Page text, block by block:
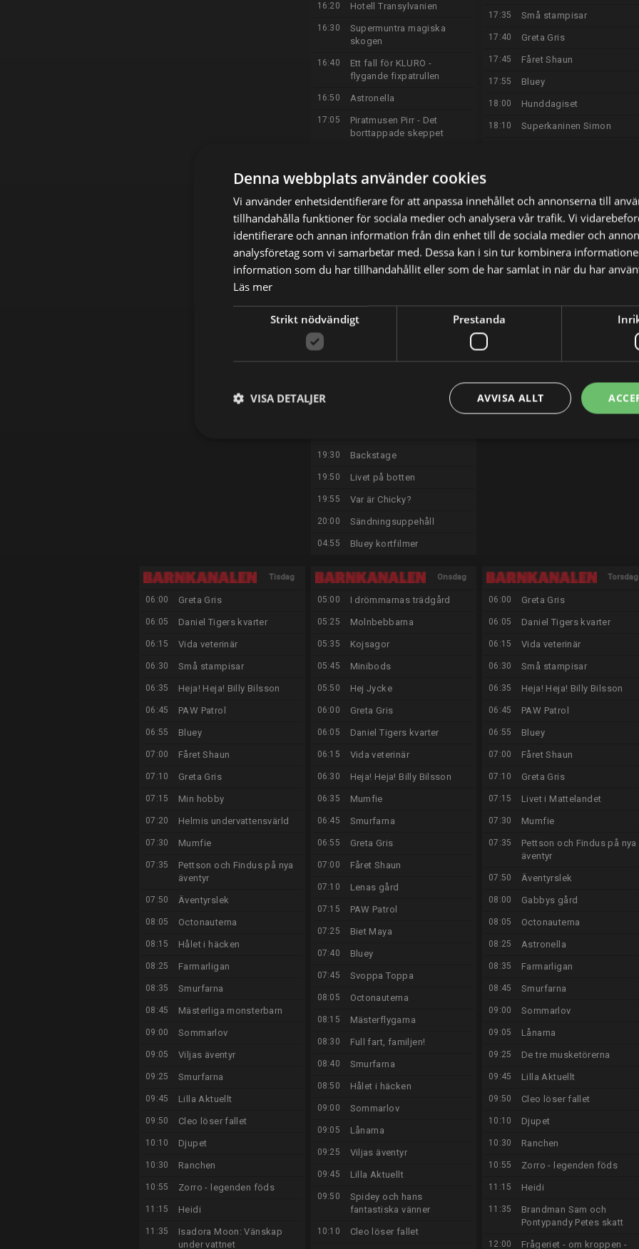
16:20 Hotell Transylvanien
16:30
Supermuntra magiska
skogen
16:40
Ett fall för KLURO -
flygande fixpatrullen
16:50 Astronella
17:05
Piratmusen Pirr - Det
borttappade skeppet
17:35 Små stampisar
17:40 Greta Gris
17:45 Fåret Shaun
18:00 Livs levande
18:15 Bluey
18:25
18:30
19:30 Backstage
19:50 Livet på botten
19:55 Var är Chicky?
20:00 Sändningsuppehåll
04:55 Bluey kortfilmer
17:35 Små stampisar
17:40 Greta Gris
17:45 Fåret Shaun
17:55 Bluey
18:00 Hunddagiset
18:10 Superkaninen Simon
18:30
Robin Hoods rabalder och
rackartyg
18:45 Sommarlov
Äppelberga
19:35 Backstage
Tisdag
06:00 Greta Gris
06:05 Daniel Tigers kvarter
06:15 Vida veterinär
06:30 Små stampisar
06:35 Heja! Heja! Billy Bilsson
06:45 PAW Patrol
06:55 Bluey
07:00 Fåret Shaun
07:10 Greta Gris
07:15 Min hobby
07:20 Helmis undervattensvärld
07:30 Mumfie
07:35
Pettson och Findus på nya
äventyr
07:50 Äventyrslek
08:05 Octonauterna
08:15 Hålet i häcken
08:25 Farmarligan
08:35 Smurfarna
08:45 Mästerliga monsterbarn
09:00 Sommarlov
09:05 Viljas äventyr
09:25 Smurfarna
09:45 Lilla Aktuellt
09:50 Cleo löser fallet
10:10 Djupet
10:30 Ranchen
10:55 Zorro - legenden föds
11:15 Heidi
11:35
Isadora Moon: Vänskap
under vattnet
Onsdag
12/8
05:00 I drömmarnas trädgård
05:25 Molnbebbarna
05:35 Kojsagor
05:45 Minibods
05:50 Hej Jycke
06:00 Greta Gris
06:05 Daniel Tigers kvarter
06:15 Vida veterinär
06:30 Heja! Heja! Billy Bilsson
06:35 Mumfie
06:45 Smurfarna
06:55 Greta Gris
07:00 Fåret Shaun
07:10 Lenas gård
07:15 PAW Patrol
07:25 Biet Maya
07:40 Bluey
07:45 Svoppa Toppa
08:05 Octonauterna
08:15 Mästerflygarna
08:30 Full fart, familjen!
08:40 Smurfarna
08:50 Hålet i häcken
09:00 Sommarlov
09:05 Lånarna
09:25 Viljas äventyr
09:45 Lilla Aktuellt
09:50
Spidey och hans
fantastiska vänner
10:10 Cleo löser fallet
Torsdag
06:00 Greta Gris
06:05 Daniel Tigers kvarter
06:15 Vida veterinär
06:30 Små stampisar
06:35 Heja! Heja! Billy Bilsson
06:45 PAW Patrol
06:55 Bluey
07:00 Fåret Shaun
07:10 Greta Gris
07:15 Livet i Mattelandet
07:30 Mumfie
07:35
Pettson och Findus på nya
äventyr
07:50 Äventyrslek
08:00 Gabbys gård
08:05 Octonauterna
08:25 Astronella
08:35 Farmarligan
08:45 Smurfarna
09:00 Sommarlov
09:05 Lånarna
09:25 De tre musketörerna
09:45 Lilla Aktuellt
09:50 Cleo löser fallet
10:10 Djupet
10:30 Ranchen
10:55 Zorro - legenden föds
11:15 Heidi
11:35
Brandman Sam och
Pontypandy Petes skatt
12:00 Frågeriet - om kroppen -
Denna webbplats använder cookies
Vi använder enhetsidentifierare för att anpassa innehållet och annonserna till
tillhandahålla funktioner för sociala medier och analysera vår trafik. Vi
identifierare och annan information från din enhet till de sociala medier och
analysföretag som vi samarbetar med. Dessa kan i sin tur kombinera
information som du har tillhandahållit eller som de har samlat in när du har
Läs mer
Strikt nödvändigt Prestanda
AVVISA ALLT
VISA DETALJER